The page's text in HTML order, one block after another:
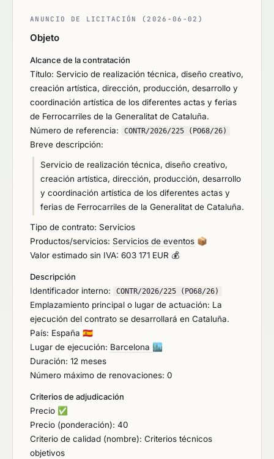
ANUNCIO DE LICITACIÓN (2026-06-02)
Objeto
Alcance de la contratación
Título: Servicio de realización técnica, diseño creativo,
creación artística, dirección, producción, desarrollo y
coordinación artística de los diferentes actas y ferias
de Ferrocarriles de la Generalitat de Cataluña.
Número de referencia:
CONTR/2026/225 (PO68/26)
Breve descripción:
Servicio de realización técnica, diseño creativo,
creación artística, dirección, producción, desarrollo
y coordinación artística de los diferentes actas y
ferias de Ferrocarriles de la Generalitat de Cataluña.
Tipo de contrato: Servicios
Productos/servicios: Servicios de eventos 📦
Valor estimado sin IVA: 603 171 EUR 💰
Descripción
Identificador interno:
CONTR/2026/225 (PO68/26)
Emplazamiento principal o lugar de actuación: La
ejecución del contrato se desarrollará en Cataluña.
País: España 🇪🇸
Lugar de ejecución: Barcelona 🏙️
Duración: 12 meses
Número máximo de renovaciones: 0
Criterios de adjudicación
Precio ✅
Precio (ponderación): 40
Criterio de calidad (nombre): Criterios técnicos
objetivos